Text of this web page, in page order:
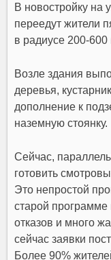
В новостройку на
переедут жители
в радиусе 200-600
Возле здания
деревья,
дополнение к
наземную стоянку.
Сейчас,
готовить
Это непростой
старой
отказов и много
сейчас заявки
Более 90%